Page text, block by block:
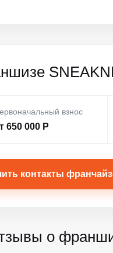
взнос
650 000 Р
контакты
о